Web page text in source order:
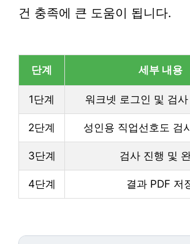
건 충족에 큰 도움이 됩니다.
단계 세부 내용
1단계 워크넷 로그인 및 검
2단계 성인용 직업선호도 검
3단계 검사 진행 및
4단계 결과 PDF 저